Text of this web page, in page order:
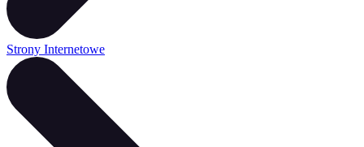
Strony Internetowe